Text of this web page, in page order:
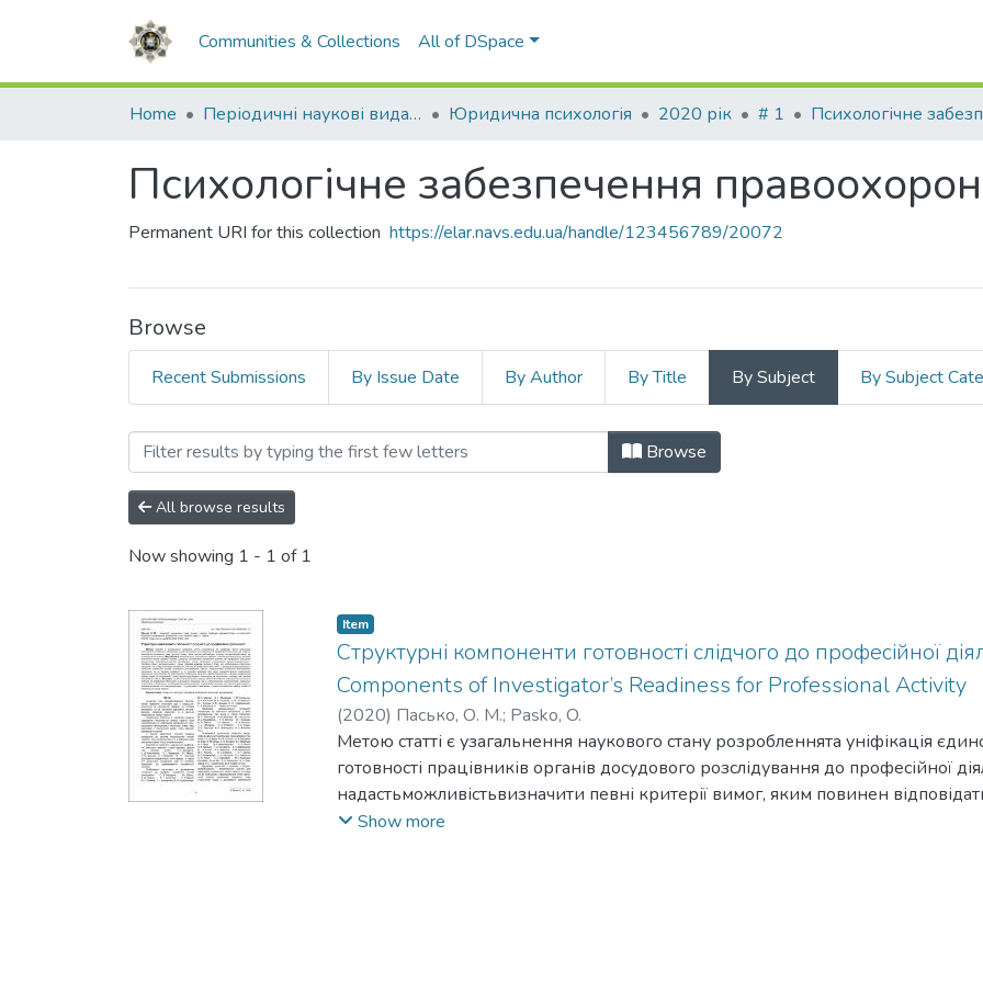
Communities & Collections All of DSpace
Home Періодичні наукові видання НАВС Юридична психологія 2020 рік # 1
Психологічне забезпечення
Permanent URI for this collection https://elar.navs.edu.ua/handle/123456789/20072
Browse
Recent Submissions By Issue Date By Author By Title By Subject By Subject
Browsing Психологічне забезпечення правоохоронної
Browse
All browse results
Now showing 1 - 1 of 1
Item
Структурні компоненти готовності слідчого до професійної
Components of Investigator’s Readiness for Professional Activity
(2020) Пасько, О. М.; Pasko, O.
Метою статті є узагальнення наукового стану розробленнята уніфікація
готовності працівників органів досудового розслідування до професійної
надастьможливістьвизначити певні критерії вимог, яким повинен
висококваліфікований та компетентний слідчий. Методологія. Для
урахуванням функціональних обов’язків працівників органів досудового
Show more